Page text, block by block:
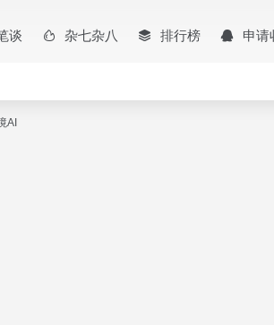
谈 杂七杂八 排行榜 申请
AI